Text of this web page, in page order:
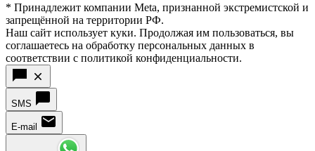
* Принадлежит компании Meta, признанной экстремистской и
запрещённой на территории РФ.
Наш сайт использует куки. Продолжая им пользоваться, вы
соглашаетесь на обработку персональных данных в
соответствии с политикой конфиденциальности.
SMS
E-mail